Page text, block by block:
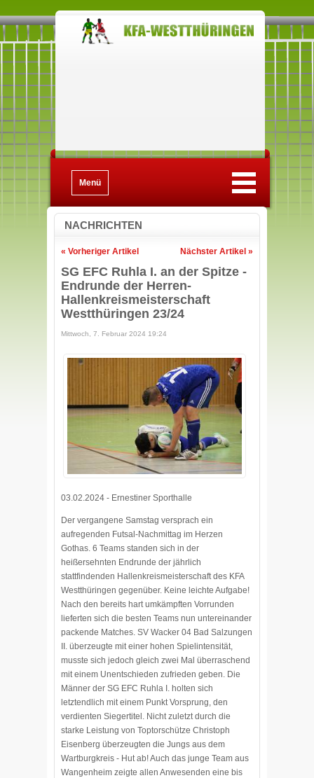
Menü
NACHRICHTEN
Nächster Artikel »
« Vorheriger Artikel
SG EFC Ruhla I. an der Spitze -
Endrunde der Herren-
Hallenkreismeisterschaft
Westthüringen 23/24
Mittwoch, 7. Februar 2024 19:24
03.02.2024 - Ernestiner Sporthalle
Der vergangene Samstag versprach ein
aufregenden Futsal-Nachmittag im Herzen
Gothas. 6 Teams standen sich in der
heißersehnten Endrunde der jährlich
stattfindenden Hallenkreismeisterschaft des KFA
Westthüringen gegenüber. Keine leichte Aufgabe!
Nach den bereits hart umkämpften Vorrunden
lieferten sich die besten Teams nun untereinander
packende Matches. SV Wacker 04 Bad Salzungen
II. überzeugte mit einer hohen Spielintensität,
musste sich jedoch gleich zwei Mal überraschend
mit einem Unentschieden zufrieden geben. Die
Männer der SG EFC Ruhla I. holten sich
letztendlich mit einem Punkt Vorsprung, den
verdienten Siegertitel. Nicht zuletzt durch die
starke Leistung von Toptorschütze Christoph
Eisenberg überzeugten die Jungs aus dem
Wartburgkreis - Hut ab! Auch das junge Team aus
Wangenheim zeigte allen Anwesenden eine bis